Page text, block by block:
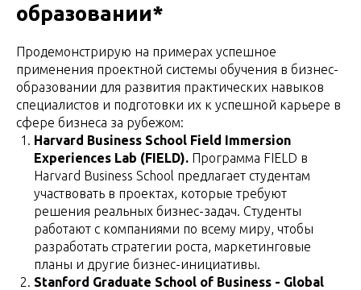
образовании*
Продемонстрирую на примерах успешное
применения проектной системы обучения в бизнес-
образовании для развития практических навыков
специалистов и подготовки их к успешной карьере в
сфере бизнеса за рубежом:
Harvard Business School Field Immersion
Experiences Lab (FIELD). Программа FIELD в
Harvard Business School предлагает студентам
участвовать в проектах, которые требуют
решения реальных бизнес-задач. Студенты
работают с компаниями по всему миру, чтобы
разработать стратегии роста, маркетинговые
планы и другие бизнес-инициативы.
Stanford Graduate School of Business - Global